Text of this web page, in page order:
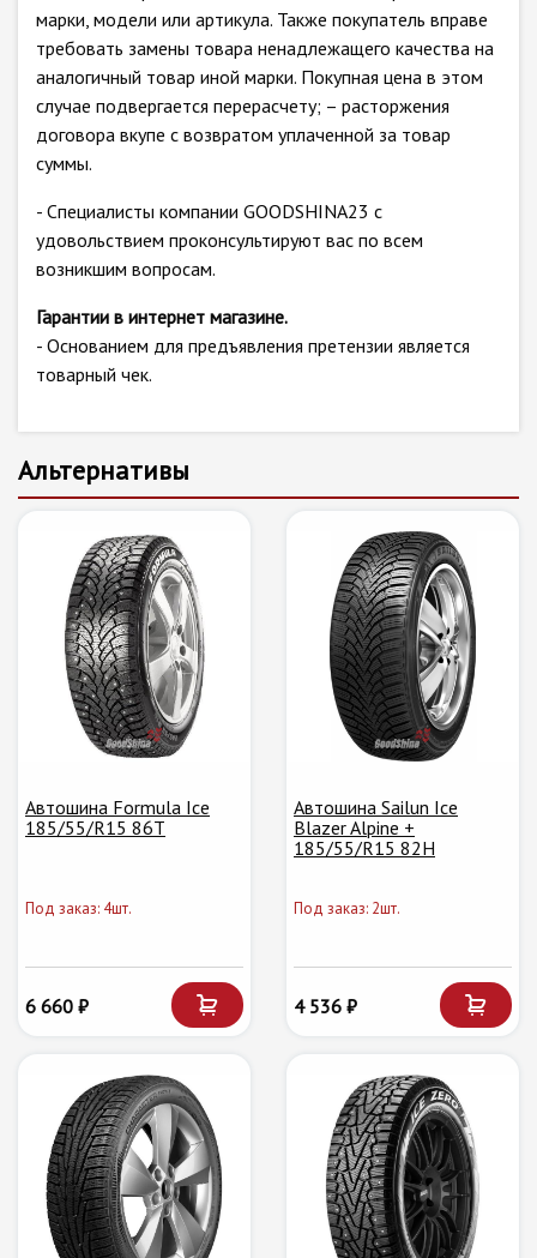
марки, модели или артикула. Также покупатель вправе
требовать замены товара ненадлежащего качества на
аналогичный товар иной марки. Покупная цена в этом
случае подвергается перерасчету; – расторжения
договора вкупе с возвратом уплаченной за товар
суммы.
- Специалисты компании GOODSHINA23 с
удовольствием проконсультируют вас по всем
возникшим вопросам.
Гарантии в интернет магазине.
- Основанием для предъявления претензии является
товарный чек.
Альтернативы
Автошина Formula Ice
185/55/R15 86T
Под заказ: 4шт.
6 660 ₽
Автошина Sailun Ice
Blazer Alpine +
185/55/R15 82H
Под заказ: 2шт.
4 536 ₽